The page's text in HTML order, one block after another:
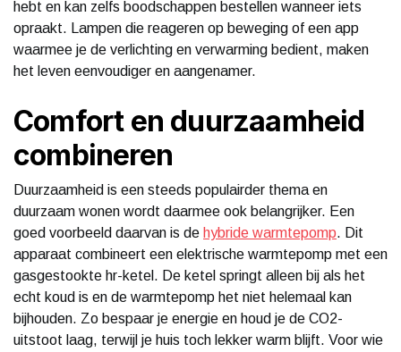
hebt en kan zelfs boodschappen bestellen wanneer iets
opraakt. Lampen die reageren op beweging of een app
waarmee je de verlichting en verwarming bedient, maken
het leven eenvoudiger en aangenamer.
Comfort en duurzaamheid
combineren
Duurzaamheid is een steeds populairder thema en
duurzaam wonen wordt daarmee ook belangrijker. Een
goed voorbeeld daarvan is de hybride warmtepomp. Dit
apparaat combineert een elektrische warmtepomp met een
gasgestookte hr-ketel. De ketel springt alleen bij als het
echt koud is en de warmtepomp het niet helemaal kan
bijhouden. Zo bespaar je energie en houd je de CO2-
uitstoot laag, terwijl je huis toch lekker warm blijft. Voor wie